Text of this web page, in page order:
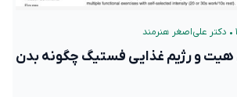
• دکتر علی‌اصغر هنرمند
هیت و رژیم غذایی فستیگ چگونه بدن